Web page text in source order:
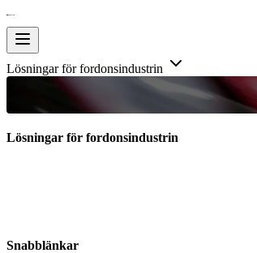
Lösningar för fordonsindustrin
Lösningar för fordonsindustrin
Snabblänkar